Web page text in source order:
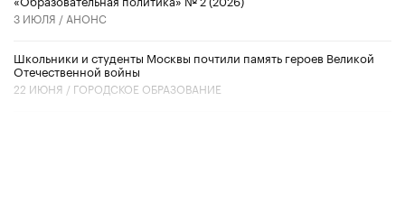
3 ИЮЛЯ / АНОНС
Школьники и студенты Москвы почтили память героев Великой
Отечественной войны
22 ИЮНЯ / ГОРОДСКОЕ ОБРАЗОВАНИЕ